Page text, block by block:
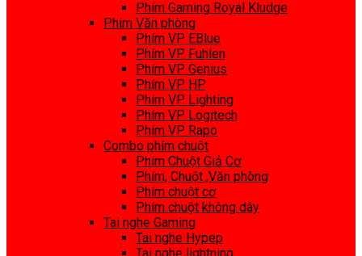
Phím Gaming Royal Kludge
Phím Văn phòng
Phím VP EBlue
Phím VP Fuhlen
Phím VP Genius
Phím VP HP
Phím VP Lighting
Phím VP Logitech
Phím VP Rapo
Combo phím chuột
Phím Chuột Giả Cơ
Phím, Chuột ,Văn phòng
Phím chuột cơ
Phím chuột không dây
Tai nghe Gaming
Tai nghe Hypep